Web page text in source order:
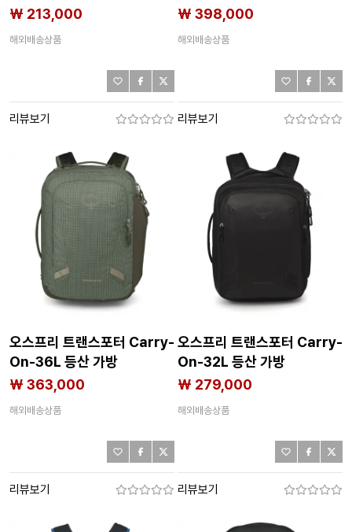
2143182925
₩ 213,000
해외배송상품
리뷰보기
2143182924
₩ 398,000
해외배송상품
리뷰보기
오스프리 트랜스포터 Carry-
On-36L 등산 가방
2143182923
₩ 363,000
해외배송상품
리뷰보기
오스프리 트랜스포터 Carry-
On-32L 등산 가방
2143182922
₩ 279,000
해외배송상품
리뷰보기